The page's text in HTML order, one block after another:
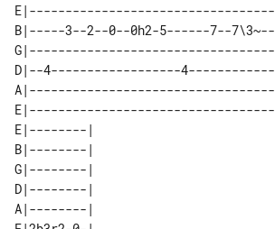
E|----------------------------------
B|-----3--2--0--0h2-5------7--7\3~--
G|----------------------------------
D|--4------------------4------------
A|----------------------------------
E|----------------------------------
E|--------|
B|--------|
G|--------|
D|--------|
A|--------|